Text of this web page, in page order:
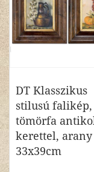
DT Klasszikus
stilusú falikép,
tömörfa
kerettel,
33x39cm